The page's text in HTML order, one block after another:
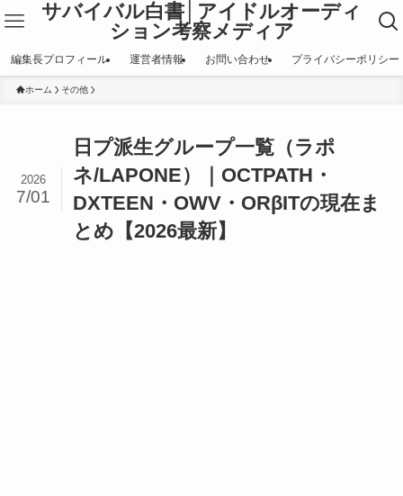
サバイバル白書│アイドルオーディ
ション考察メディア
編集長プロフィール 運営者情報 お問い合わせ プライバシーポリシー
ホーム その他
日プ派生グループ一覧（ラポ
ネ/LAPONE）｜OCTPATH・
DXTEEN・OWV・ORβITの現在ま
とめ【2026最新】
2026
7/01